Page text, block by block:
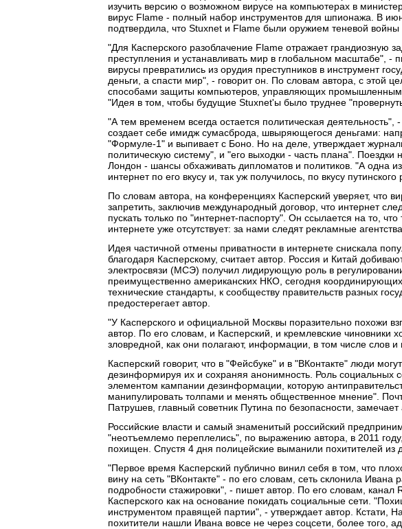
изучить версию о возможном вирусе на компьютерах в
вирус Flame - полный набор инструментов для шпионажа. В
подтвердила, что Stuxnet и Flame были оружием теневой
"Для Касперского разоблачение Flame отражает грандиозную
преступления и устанавливать мир в глобальном масштабе", -
вирусы превратились из орудия преступников в инструмент
деньги, а спасти мир", - говорит он. По словам автора, с этой
способами защиты компьютеров, управляющих промышленным
"Идея в том, чтобы будущие Stuxnet'ы было труднее
"А тем временем всегда остается политическая
создает себе имидж сумасброда, швыряющегося деньгами:
"Формуле-1" и выпивает с Боно. Но на деле, утверждает
политическую систему", и "его выходки - часть плана".
Лондон - шансы обхаживать дипломатов и политиков. "А одна
интернет по его вкусу и, так уж получилось, по вкусу
По словам автора, на конференциях Касперский уверяет, что
запретить, заключив международный договор, что интернет
пускать только по "интернет-паспорту". Он ссылается на то,
интернете уже отсутствует: за нами следят рекламные
Идея частичной отмены приватности в интернете снискала
благодаря Касперскому, считает автор. Россия и Китай
электросвязи (МСЭ) получил лидирующую роль в
преимущественно американских НКО, сегодня
технические стандарты, к сообществу правительств разных
предостерегает автор.
"У Касперского и официальной Москвы поразительно похожи
автор. По его словам, и Касперский, и кремлевские чиновники
зловредной, как они полагают, информации, в том числе слов
Касперский говорит, что в "Фейсбуке" и в "ВКонтакте" люди
дезинформируя их и сохраняя анонимность. Роль социальных
элементом кампании дезинформации, которую
манипулировать толпами и менять общественное мнение".
Патрушев, главный советник Путина по безопасности, замечает
Российские власти и самый знаменитый российский
"неотъемлемо переплелись", по выражению автора, в 2011
похищен. Спустя 4 дня полицейские выманили похитителей из
"Первое время Касперский публично винил себя в том, что
вину на сеть "ВКонтакте" - по его словам, сеть склонила Ивана
подробности стажировки", - пишет автор. По его словам, канал
Касперского как на основание покидать социальные сети.
инструментом правящей партии", - утверждает автор. Кстати,
похитители нашли Ивана вовсе не через соцсети, более того,